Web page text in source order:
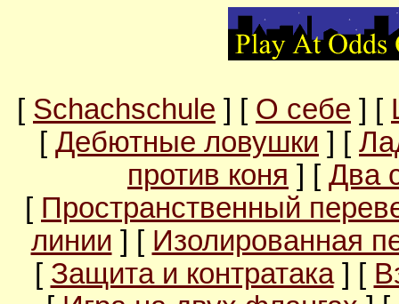
[ Schachschule ] [ О себе ] [
[ Дебютные ловушки ] [
против коня ] [ Два
[ Пространственный
линии ] [ Изолированная
[ Защита и контратака] [